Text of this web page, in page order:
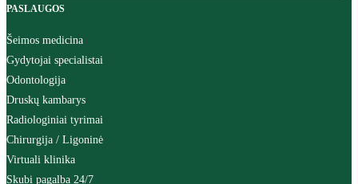
PASLAUGOS
Šeimos medicina
Gydytojai specialistai
Odontologija
Druskų kambarys
Radiologiniai tyrimai
Chirurgija / Ligoninė
Virtuali klinika
Skubi pagalba 24/7